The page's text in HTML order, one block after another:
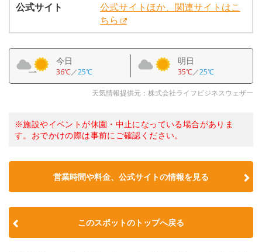
公式サイト
公式サイトほか、関連サイトはこ
ちら
今日
36℃／25℃
明日
35℃／25℃
天気情報提供元：株式会社ライフビジネスウェザー
※施設やイベントが休園・中止になっている場合がありま
す。おでかけの際は事前にご確認ください。
営業時間や料金、公式サイトの情報を見る
このスポットのトップへ戻る